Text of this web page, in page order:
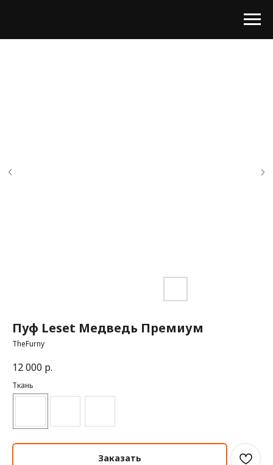
Пуф Leset Медведь Премиум
TheFurny
12 000 р.
Ткань
Заказать